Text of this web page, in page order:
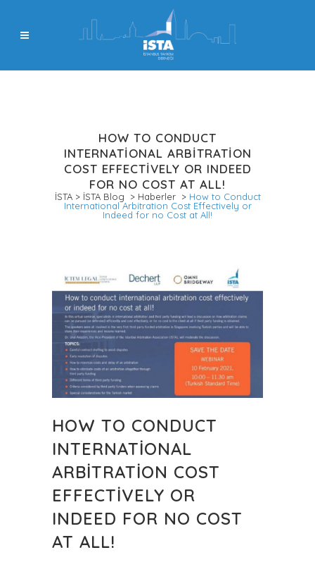
HOW TO CONDUCT
INTERNATIONAL ARBITRATION
COST EFFECTIVELY OR INDEED
FOR NO COST AT ALL!
İSTA> İSTA Blog > Haberler > How to Conduct
International Arbitration Cost Effectively or
Indeed for no Cost at All!
HOW TO CONDUCT
INTERNATIONAL
ARBITRATION COST
EFFECTIVELY OR
INDEED FOR NO COST
AT ALL!